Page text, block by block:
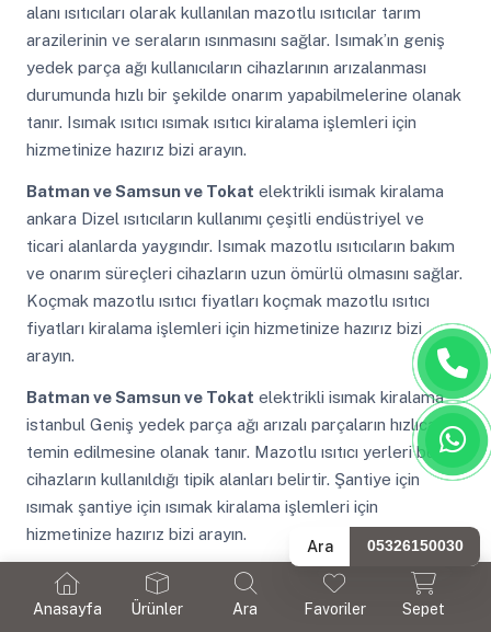
Anasayfa Ürünler Ara Favoriler Sepet
alanı ısıtıcıları olarak kullanılan mazotlu ısıtıcılar tarım
arazilerinin ve seraların ısınmasını sağlar. Isımak’ın geniş
yedek parça ağı kullanıcıların cihazlarının arızalanması
durumunda hızlı bir şekilde onarım yapabilmelerine olanak
tanır. Isımak ısıtıcı ısımak ısıtıcı kiralama işlemleri için
hizmetinize hazırız bizi arayın.
Batman ve Samsun ve Tokat elektrikli isımak kiralama
ankara Dizel ısıtıcıların kullanımı çeşitli endüstriyel ve
ticari alanlarda yaygındır. Isımak mazotlu ısıtıcıların bakım
ve onarım süreçleri cihazların uzun ömürlü olmasını sağlar.
Koçmak mazotlu ısıtıcı fiyatları koçmak mazotlu ısıtıcı
fiyatları kiralama işlemleri için hizmetinize hazırız bizi
arayın.
Batman ve Samsun ve Tokat elektrikli isımak kiralama
istanbul Geniş yedek parça ağı arızalı parçaların hızlıca
temin edilmesine olanak tanır. Mazotlu ısıtıcı yerleri bu
cihazların kullanıldığı tipik alanları belirtir. Şantiye için
ısımak şantiye için ısımak kiralama işlemleri için
hizmetinize hazırız bizi arayın.
Batman ve Samsun ve Tokat yüksek güçlü mazotlu
ısıtıcı kiralama Depo için mazotlu ısıtıcılar bu tür
Ara 05326150030